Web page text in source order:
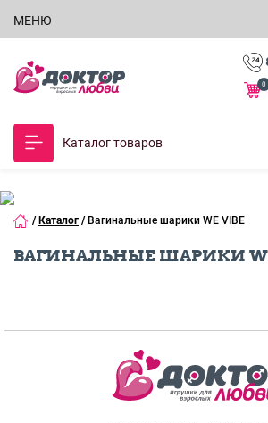
МЕНЮ
0
Каталог товаров
/ Каталог / Вагинальные шарики WE VIBE
ВАГИНАЛЬНЫЕ ШАРИКИ